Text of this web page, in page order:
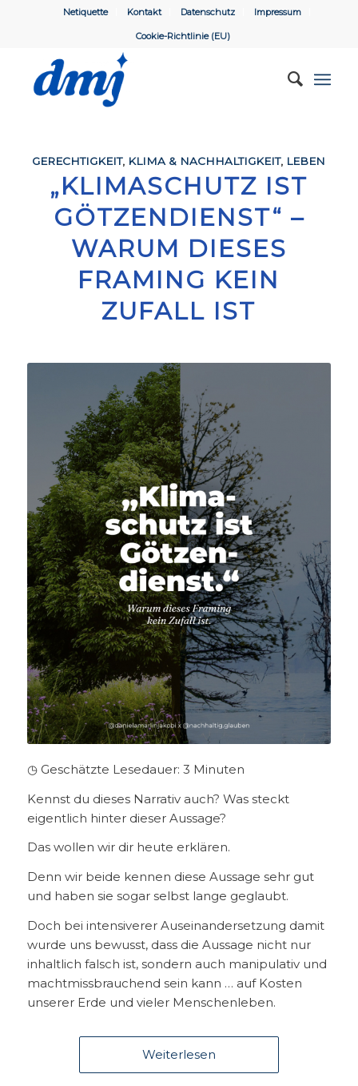
Netiquette Kontakt Datenschutz Impressum
Cookie-Richtlinie (EU)
GERECHTIGKEIT, KLIMA & NACHHALTIGKEIT, LEBEN
„KLIMASCHUTZ IST
GÖTZENDIENST“ –
WARUM DIESES
FRAMING KEIN
ZUFALL IST
◷ Geschätzte Lesedauer: 3 Minuten
Kennst du dieses Narrativ auch? Was steckt
eigentlich hinter dieser Aussage?
Das wollen wir dir heute erklären.
Denn wir beide kennen diese Aussage sehr gut
und haben sie sogar selbst lange geglaubt.
Doch bei intensiverer Auseinandersetzung damit
wurde uns bewusst, dass die Aussage nicht nur
inhaltlich falsch ist, sondern auch manipulativ und
machtmissbrauchend sein kann … auf Kosten
unserer Erde und vieler Menschenleben.
Weiterlesen